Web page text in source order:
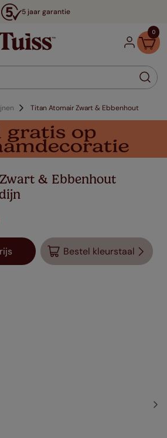
5 jaar garantie
0
Titan Atomair Zwart & Ebbenhout
& Ebbenhout
Bestel kleurstaal